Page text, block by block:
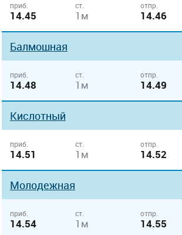
приб.
14.45
ст.
1м
отпр.
14.46
Балмошная
приб.
14.48
ст.
1м
отпр.
14.49
Кислотный
приб.
14.51
ст.
1м
отпр.
14.52
Молодежная
приб.
14.54
ст.
1м
отпр.
14.55